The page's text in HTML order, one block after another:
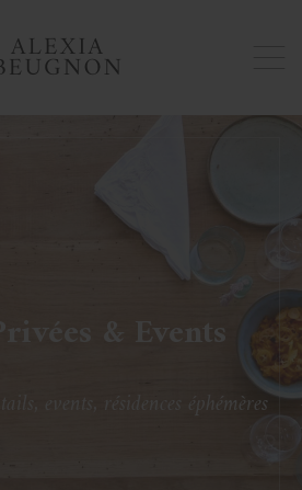
& Events
events, résidences éphémères